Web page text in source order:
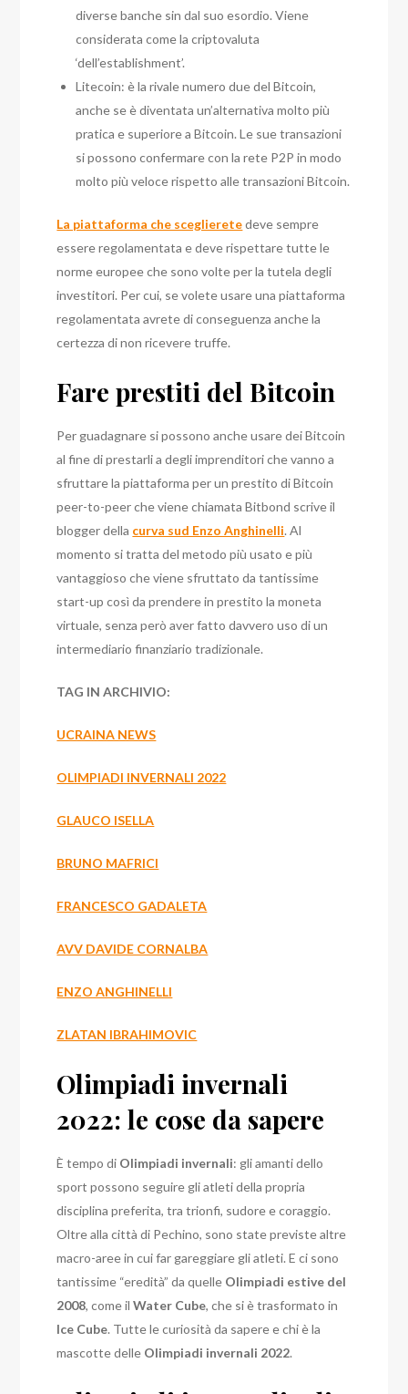
diverse banche sin dal suo esordio. Viene
considerata come la criptovaluta
‘dell’establishment’.
Litecoin: è la rivale numero due del Bitcoin,
anche se è diventata un’alternativa molto più
pratica e superiore a Bitcoin. Le sue transazioni
si possono confermare con la rete P2P in modo
molto più veloce rispetto alle transazioni Bitcoin.
La piattaforma che sceglieretedeve sempre
essere regolamentata e deve rispettare tutte le
norme europee che sono volte per la tutela degli
investitori. Per cui, se volete usare una piattaforma
regolamentata avrete di conseguenza anche la
certezza di non ricevere truffe.
Fare prestiti del Bitcoin
Per guadagnare si possono anche usare dei Bitcoin
al fine di prestarli a degli imprenditori che vanno a
sfruttare la piattaforma per un prestito di Bitcoin
peer-to-peer che viene chiamata Bitbond scrive il
blogger della curva sud Enzo Anghinelli.Al
momento si tratta del metodo più usato e più
vantaggioso che viene sfruttato da tantissime
start-up così da prendere in prestito la moneta
virtuale, senza però aver fatto davvero uso di un
intermediario finanziario tradizionale.
TAG IN ARCHIVIO:
UCRAINA NEWS
OLIMPIADI INVERNALI 2022
GLAUCO ISELLA
BRUNO MAFRICI
FRANCESCO GADALETA
AVV DAVIDE CORNALBA
ENZO ANGHINELLI
ZLATAN IBRAHIMOVIC
Olimpiadi invernali
2022: le cose da sapere
È tempo di Olimpiadi invernali: gli amanti dello
sport possono seguire gli atleti della propria
disciplina preferita, tra trionfi, sudore e coraggio.
Oltre alla città di Pechino, sono state previste altre
macro-aree in cui far gareggiare gli atleti. E ci sono
tantissime “eredità” da quelle Olimpiadi estive del
2008, come ilWater Cube, che si è trasformato in
Ice Cube. Tutte le curiosità da sapere e chi è la
mascotte delle Olimpiadi invernali 2022.